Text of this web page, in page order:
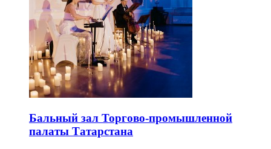
Бальный зал Торгово-промышленной
палаты Татарстана